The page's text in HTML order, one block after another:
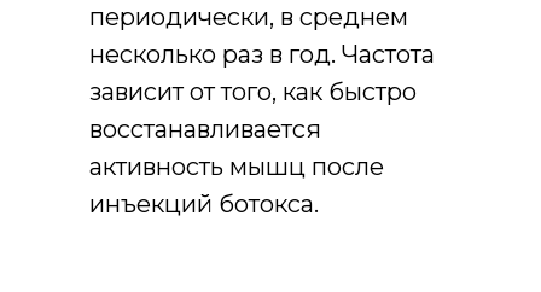
периодически, в среднем
несколько раз в год. Частота
зависит от того, как быстро
восстанавливается
активность мышц после
инъекций ботокса.